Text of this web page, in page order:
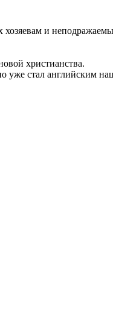
и
христианства.
уже стал английским